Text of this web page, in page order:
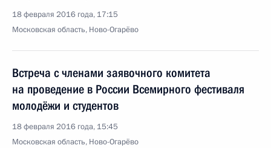
18 февраля 2016 года, 17:15
Московская область, Ново-Огарёво
Встреча с членами заявочного комитета
на проведение в России Всемирного фестиваля
молодёжи и студентов
18 февраля 2016 года, 15:45
Московская область, Ново-Огарёво